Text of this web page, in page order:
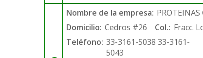
Nombre de la empresa: PROTEINAS
Domicilio: Cedros #26 Col.: Fracc.
Teléfono: 33-3161-5038 33-3161-
5043